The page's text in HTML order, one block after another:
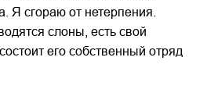
Я сгораю от нетерпения.
слоны, есть свой
его собственный отряд